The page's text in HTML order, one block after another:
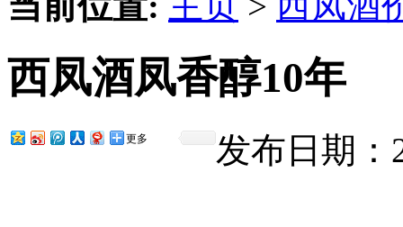
西凤酒凤香醇10年
发布日期：
更多